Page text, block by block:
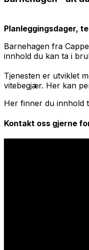
Planleggingsdager,
Barnehagen fra
innhold du kan ta i
Tjenesten er utviklet
vitebegjær. Her kan
Her finner du innhold
Kontakt oss gjerne